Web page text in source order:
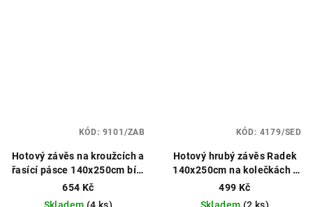
Hotový závěs na kroužcích a
řasící pásce 140x250cm bílý
s květinami
654 Kč
KÓD: 9101/ZAB
Hotový hrubý závěs Radek
140x250cm na kolečkách /
kroužcích různé barvy
499 Kč
KÓD: 4179/SED